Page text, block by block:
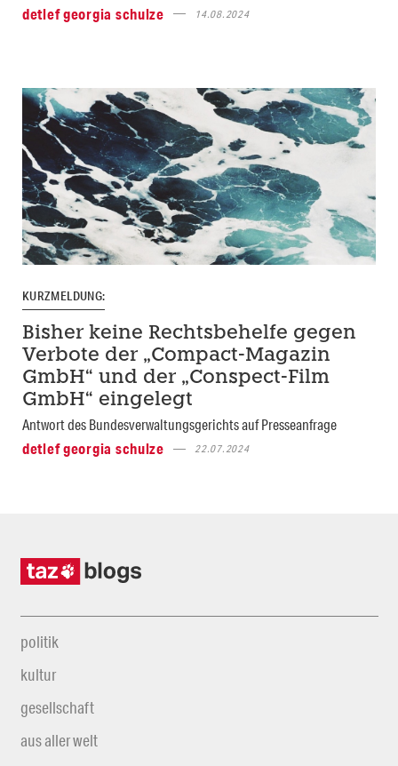
detlef georgia schulze
14.08.2024
KURZMELDUNG:
Bisher keine Rechtsbehelfe gegen
Verbote der „Compact-Magazin
GmbH“ und der „Conspect-Film
GmbH“ eingelegt
Antwort des Bundesverwaltungsgerichts auf Presseanfrage
detlef georgia schulze
22.07.2024
politik
kultur
gesellschaft
aus aller welt